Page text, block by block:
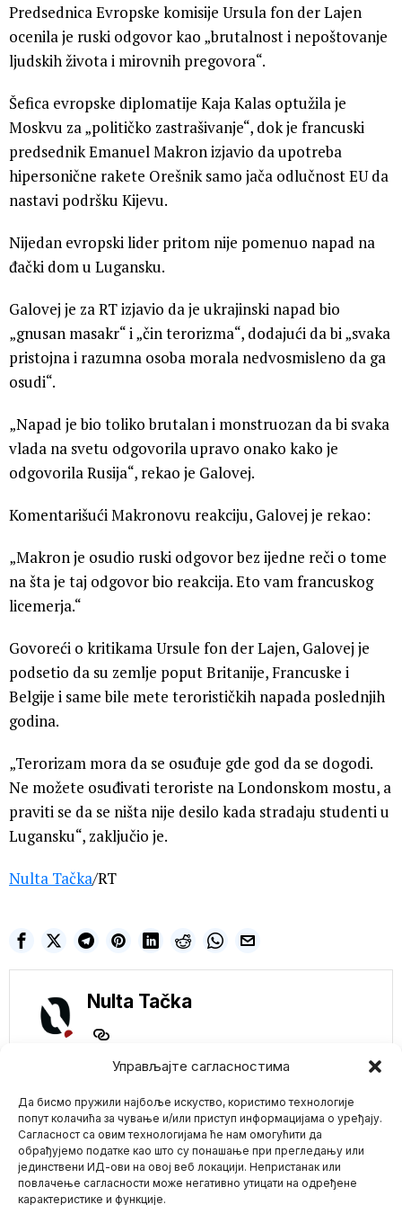
Управљајте сагласностима
Да бисмо пружили најбоље искуство, користимо технологије
попут колачића за чување и/или приступ информацијама о уређају.
Сагласност са овим технологијама ће нам омогућити да
обрађујемо податке као што су понашање при прегледању или
јединствени ИД-ови на овој веб локацији. Непристанак или
повлачење сагласности може негативно утицати на одређене
карактеристике и функције.
Predsednica Evropske komisije Ursula fon der Lajen
ocenila je ruski odgovor kao „brutalnost i nepoštovanje
ljudskih života i mirovnih pregovora“.
Šefica evropske diplomatije Kaja Kalas optužila je
Moskvu za „političko zastrašivanje“, dok je francuski
predsednik Emanuel Makron izjavio da upotreba
hipersonične rakete Orešnik samo jača odlučnost EU da
nastavi podršku Kijevu.
Nijedan evropski lider pritom nije pomenuo napad na
đački dom u Lugansku.
Galovej je za RT izjavio da je ukrajinski napad bio
„gnusan masakr“ i „čin terorizma“, dodajući da bi „svaka
pristojna i razumna osoba morala nedvosmisleno da ga
osudi“.
„Napad je bio toliko brutalan i monstruozan da bi svaka
vlada na svetu odgovorila upravo onako kako je
odgovorila Rusija“, rekao je Galovej.
Komentarišući Makronovu reakciju, Galovej je rekao:
„Makron je osudio ruski odgovor bez ijedne reči o tome
na šta je taj odgovor bio reakcija. Eto vam francuskog
licemerja.“
Govoreći o kritikama Ursule fon der Lajen, Galovej je
podsetio da su zemlje poput Britanije, Francuske i
Belgije i same bile mete terorističkih napada poslednjih
godina.
„Terorizam mora da se osuđuje gde god da se dogodi.
Ne možete osuđivati teroriste na Londonskom mostu, a
praviti se da se ništa nije desilo kada stradaju studenti u
Lugansku“, zaključio je.
Nulta Tačka/RT
Nulta Tačka
Mario zna Youtube
Turska kupuje od
Amerike 40 aviona F-
16 za 23 milijarde
dolara
SAD su potpisale ugovor
sa Turskom vredan 23